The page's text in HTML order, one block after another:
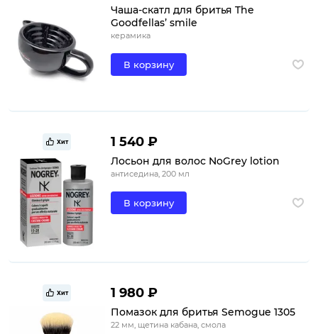
Чаша-скатл для бритья The
Goodfellas’ smile
керамика
В корзину
Хит 1 540 ₽
Лосьон для волос NoGrey lotion
антиседина, 200 мл
В корзину
Хит 1 980 ₽
Помазок для бритья Semogue 1305
22 мм, щетина кабана, смола